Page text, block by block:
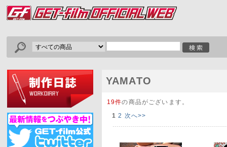
YAMATO
19件の商品がございます。
1 2 次へ>>